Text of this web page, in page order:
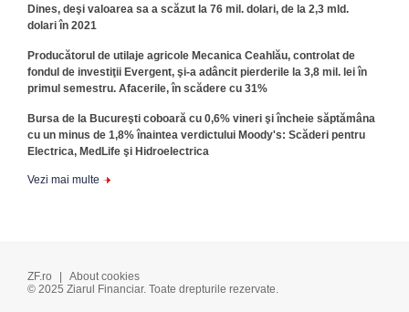
Dines, deşi valoarea sa a scăzut la 76 mil. dolari, de la 2,3 mld.
dolari în 2021
Producătorul de utilaje agricole Mecanica Ceahlău, controlat de
fondul de investiţii Evergent, şi-a adâncit pierderile la 3,8 mil. lei în
primul semestru. Afacerile, în scădere cu 31%
Bursa de la Bucureşti coboară cu 0,6% vineri şi încheie săptămâna
cu un minus de 1,8% înaintea verdictului Moody's: Scăderi pentru
Electrica, MedLife şi Hidroelectrica
Vezi mai multe
ZF.ro |
About cookies
© 2025 Ziarul Financiar. Toate drepturile rezervate.